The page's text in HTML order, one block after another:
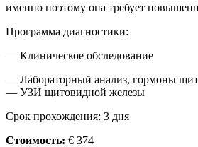
именно поэтому она требует
Программа диагностики:
— Клиническое обследование
— Лабораторный анализ, гормоны
— УЗИ щитовидной железы
Срок прохождения: 3 дня
Стоимость: € 374